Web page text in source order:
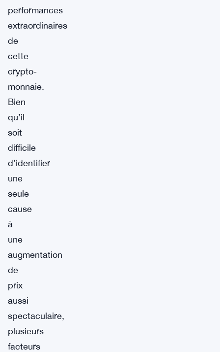
performances
extraordinaires
de
cette
crypto-
monnaie.
Bien
qu’il
soit
difficile
d’identifier
une
seule
cause
à
une
augmentation
de
prix
aussi
spectaculaire,
plusieurs
facteurs